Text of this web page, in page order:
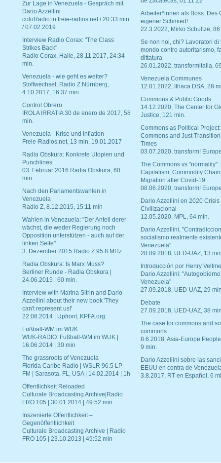
Zur Lage in Venezuela - Gespräch mit
Dario Azzellini
coloRadio in freie-radios.net / 20:33 min
/ 07.02.2019
Interview Radio Corax: "The Class
Strikes Back"
Radio Corax, Halle, 28.11.2017, 24:34
min.
Venezuela - wie geht es weiter?
Stoffwechsel, Radio Z Nürnberg,
4.10.2017, 16:37 min
Control Obrero
IROLA IRRATIA 30 de enero de 2017, 58
min.
Venezuela - Krise und Inflation
Freie-Radios.net, 13 min. 19.01.2017
Radia Obskura: Konkrete Utopien und
Punchlines
03. Februar 2016 Radia Obskura, 60
min.
Nach den Parlamentswahlen in
Venezuela
Radio Z, 8.12.2015, 15:11 min
Wahlen in Venezuela: "Der Anteil derer
wächst, die weder Regierung noch
Opposition unterstützen - auch auf der
linken Seite"
3. Dezember 2015 Radio Z 95.8 MHz
Radia Obskura: Is Marx Muss?
Berliner Runde - Radia Obskura |
24.06.2015 | 60 min.
Interview with Marina Sitrin and Dario
Azzellini about their new book 'They
can't represent us!'
22.08.2014 | Upfront, KPFA.org
Fußball-WM im WUK
WUK-RADIO: Fußball-WM im WUK |
16.06.2014 | 30 min
The grassroots of Venezuela
Florida Caribe Radio | WSLR 96.5 LP
FM | Sarasota, FL, USA | 14.02.2014 | 1h
Öffentlichkeit Reloaded
Culturale Broadcasting Archive|Radio
FRO 105 | 30.01.2014 | 49:52 min
Inszenierte Öffentlichkeit –
Gegenöffentlichkeit
Culturale Broadcasting Archive | Radio
FRO 105 | 23.10.2013 | 49:52 min
Arbeiter*innen als Boss. Des
eigener Schmied!
22.3.2022, Mirko Schultze, 86
Se non noi, chi? Lavoratori di
mondo contro autoritarismo,
dittatura
26.01.2022, transformitalia,
Venezuela Communes
12.01.2022, Ithaca DSA, 28
Commons & Public Goods
14.12.2020, The Center for
Justice, 121 min.
Commons as Political Project:
Commons and Just
Times
03.07.2020, transform!
The Commons vs "normality".
Capitalism, Commodity
Migration after Covid-19
08.06.2020, transform!
Dario Azzellini en 2020 Crisis
Civilizacional
12.05.2020, MPL, 64 min.
Dario Azzellini,
socialismo realmente
Venezuela"
28.09.2018, UED-UAZ, 13
Introducción por Henry
Dario Azzellini:
Venezuela"
27.09.2018, UED-UAZ, 29
Debate
27.09.2018, UED-UAZ, 38
The case for commons and
commons
8.6.2018, Asia-Europe
9 min.
Dario Azzellini sobre las
EEUU en contra de
3.8.2017, RT en Español, 6